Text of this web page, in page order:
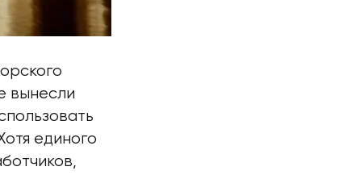
вынесли
единого